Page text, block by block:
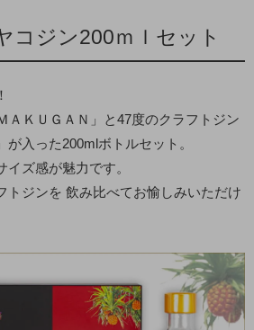
コジン200ｍｌセット
ＡＫＵＧＡＮ」と47度のクラフトジン
が入った200mlボトルセット。
ズ感が魅力です。
トジンを 飲み比べてお愉しみいただけ